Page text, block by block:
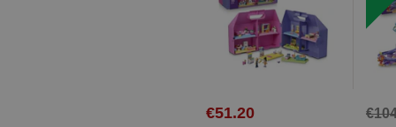
€51.20